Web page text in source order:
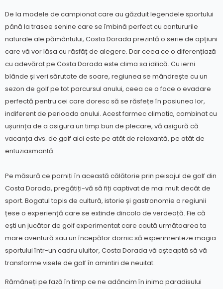
De la modele de campionat care au găzduit legendele sportului
până la trasee senine care se îmbină perfect cu contururile
naturale ale pământului, Costa Dorada prezintă o serie de opțiuni
care vă vor lăsa cu răsfăț de alegere. Dar ceea ce o diferențiază
cu adevărat pe Costa Dorada este clima sa idilică. Cu ierni
blânde și veri sărutate de soare, regiunea se mândrește cu un
sezon de golf pe tot parcursul anului, ceea ce o face o evadare
perfectă pentru cei care doresc să se răsfețe în pasiunea lor,
indiferent de perioada anului. Acest farmec climatic, combinat cu
ușurința de a asigura un timp bun de plecare, vă asigură că
vacanța dvs. de golf aici este pe atât de relaxantă, pe atât de
entuziasmantă.
Pe măsură ce porniți în această călătorie prin peisajul de golf din
Costa Dorada, pregătiți-vă să fiți captivat de mai mult decât de
sport. Bogatul tapis de cultură, istorie și gastronomie a regiunii
țese o experiență care se extinde dincolo de verdeață. Fie că
ești un jucător de golf experimentat care caută următoarea ta
mare aventură sau un începător dornic să experimenteze magia
sportului într-un cadru uluitor, Costa Dorada vă așteaptă să vă
transforme visele de golf în amintiri de neuitat.
Rămâneți pe fază în timp ce ne adâncim în inima paradisului